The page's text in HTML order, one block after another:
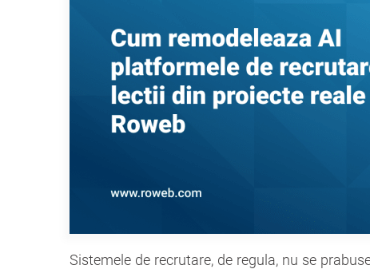
Sistemele de recrutare, de regula, nu se